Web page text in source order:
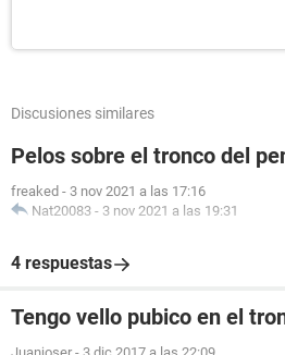
Discusiones similares
Pelos sobre el tronco del
freaked - 3 nov 2021 a las 17:16
Nat20083 - 3 nov 2021 a las 19:31
4 respuestas
Tengo vello pubico en el